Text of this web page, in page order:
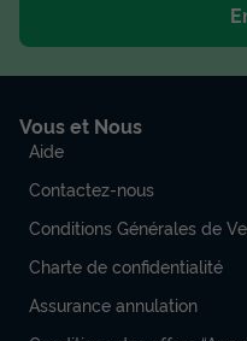
Vous et Nous
Aide
Contactez-nous
Conditions Générales de
Charte de confidentialité
Assurance annulation